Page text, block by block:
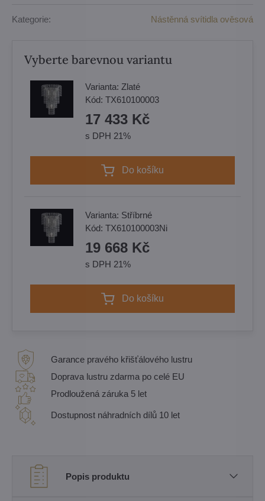
Kategorie: Nástěnná svítidla ověsová
Vyberte barevnou variantu
Varianta: Zlaté
Kód: TX610100003
17 433 Kč
s DPH 21%
Do košíku
Varianta: Stříbrné
Kód: TX610100003Ni
19 668 Kč
s DPH 21%
Do košíku
Garance pravého křišťálového lustru
Doprava lustru zdarma po celé EU
Prodloužená záruka 5 let
Dostupnost náhradních dílů 10 let
Popis produktu